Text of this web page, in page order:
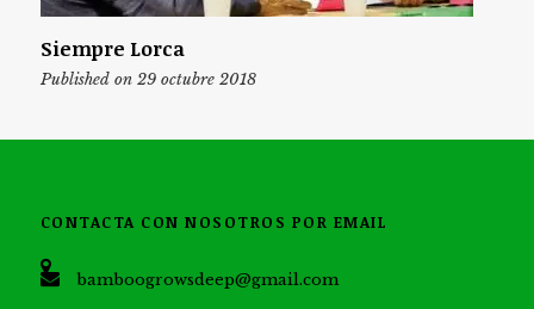
Siempre Lorca
Published on 29 octubre 2018
CONTACTA CON NOSOTROS POR EMAIL
bamboogrowsdeep@gmail.com